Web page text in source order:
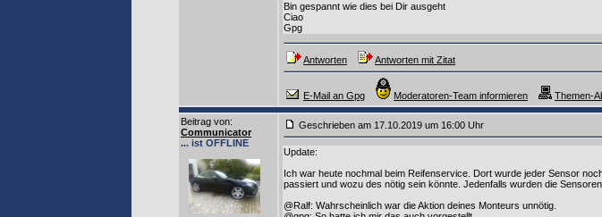
Bin gespannt wie dies bei Dir ausgeht
Ciao
Gpg
Antworten Antworten mit Zitat
E-Mail an Gpg Moderatoren-Team informieren Themen-
Beitrag von:
Communicator
... ist OFFLINE
Geschrieben am 17.10.2019 um 16:00 Uhr
Update:
Ich war heute nochmal beim Reifenservice. Dort wurde jeder Sensor
passiert und wozu des nötig sein könnte. Jedenfalls wurden die
@Ralf: Wahrscheinlich war die Aktion deines Monteurs unnötig.